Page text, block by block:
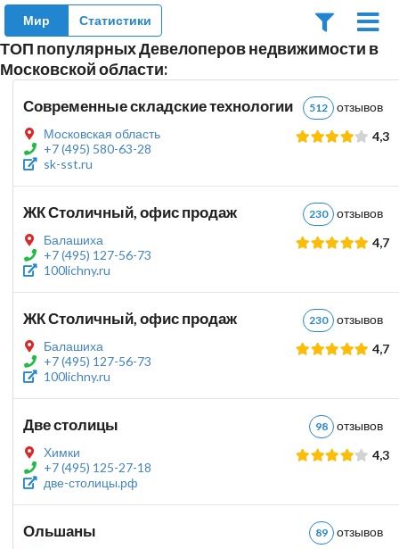
Мир Статистики
ТОП популярных Девелоперов недвижимости в
Московской области:
Современные складские технологии 512
Московская область
+7 (495) 580-63-28
sk-sst.ru
4,3
ЖК Столичный, офис продаж 230
Балашиха
+7 (495) 127-56-73
100lichny.ru
4,7
ЖК Столичный, офис продаж 230
Балашиха
+7 (495) 127-56-73
100lichny.ru
4,7
Две столицы 98
Химки
+7 (495) 125-27-18
две-столицы.рф
4,3
Ольшаны 89